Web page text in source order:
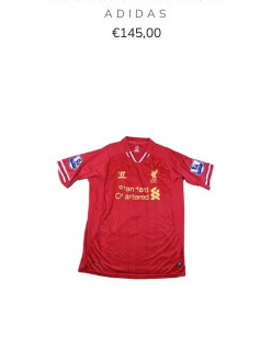
ADIDAS
€145,00